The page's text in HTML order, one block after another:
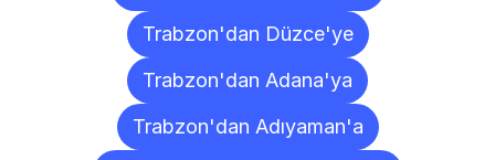
Trabzon'dan Düzce'ye
Trabzon'dan Adana'ya
Trabzon'dan Adıyaman'a